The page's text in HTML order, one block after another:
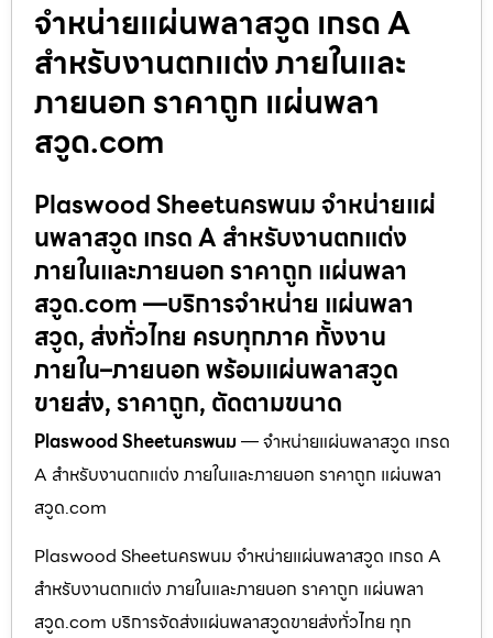
จำหน่ายแผ่นพลาสวูด เกรด A
สำหรับงานตกแต่ง ภายในและ
ภายนอก ราคาถูก แผ่นพลา
สวูด.com
Plaswood Sheetนครพนม จำหน่ายแผ่
นพลาสวูด เกรด A สำหรับงานตกแต่ง
ภายในและภายนอก ราคาถูก แผ่นพลา
สวูด.com —บริการจำหน่าย แผ่นพลา
สวูด, ส่งทั่วไทย ครบทุกภาค ทั้งงาน
ภายใน–ภายนอก พร้อมแผ่นพลาสวูด
ขายส่ง, ราคาถูก, ตัดตามขนาด
Plaswood Sheetนครพนม— จำหน่ายแผ่นพลาสวูด เกรด
A สำหรับงานตกแต่ง ภายในและภายนอก ราคาถูก แผ่นพลา
สวูด.com
Plaswood Sheetนครพนม จำหน่ายแผ่นพลาสวูด เกรด A
สำหรับงานตกแต่ง ภายในและภายนอก ราคาถูก แผ่นพลา
สวูด.com บริการจัดส่งแผ่นพลาสวูดขายส่งทั่วไทย ทุก